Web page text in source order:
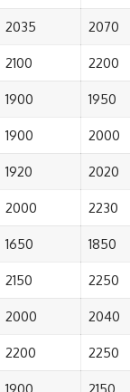
2035 2070
2100 2200
1900 1950
1900 2000
1920 2020
2000 2230
1650 1850
2150 2250
2000 2040
2200 2250
1900 2150